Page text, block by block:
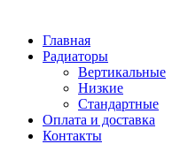
Главная
Радиаторы
Вертикальные
Низкие
Стандартные
Оплата и доставка
Контакты